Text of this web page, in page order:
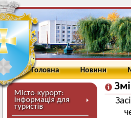
Головна Новини
Місто-курорт:
інформація для
туристів